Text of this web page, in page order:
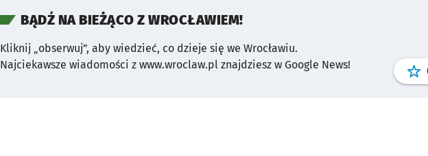
BĄDŹ NA BIEŻĄCO Z WROCŁAWIEM!
Kliknij „obserwuj”, aby wiedzieć, co dzieje się we Wrocławiu.
Najciekawsze wiadomości z www.wroclaw.pl znajdziesz w Google News!